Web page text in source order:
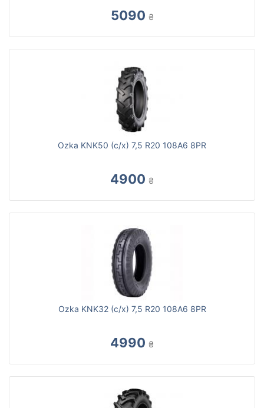
5090 ₴
Ozka KNK50 (с/х) 7,5 R20 108A6 8PR
4900 ₴
Ozka KNK32 (с/х) 7,5 R20 108A6 8PR
4990 ₴